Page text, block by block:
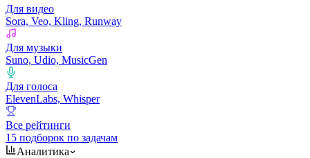
Для видео
Sora, Veo, Kling, Runway
Для музыки
Suno, Udio, MusicGen
Для голоса
ElevenLabs, Whisper
Все рейтинги
15 подборок по задачам
Аналитика